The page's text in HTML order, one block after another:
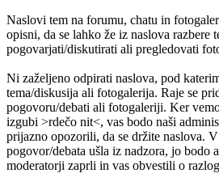
Naslovi tem na forumu, chatu in
opisni, da se lahko že iz naslova razbere
pogovarjati/diskutirati ali pregledovati
Ni zaželjeno odpirati naslova, pod
tema/diskusija ali fotogalerija. Raje se
pogovoru/debati ali fotogaleriji. Ker
izgubi >rdečo nit<, vas bodo naši
prijazno opozorili, da se držite naslova.
pogovor/debata ušla iz nadzora, jo bodo
moderatorji zaprli in vas obvestili o